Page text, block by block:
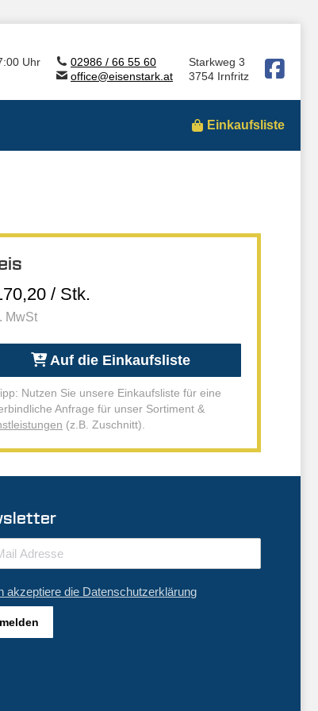
Uhr
02986 / 66 55 60
office@eisenstark.at
Starkweg 3
3754 Irnfritz
Einkaufsliste
/ Stk.
MwSt
Auf die Einkaufsliste
Nutzen Sie unsere Einkaufsliste für eine
Anfrage für unser Sortiment &
(z.B. Zuschnitt).
akzeptiere die Datenschutzerklärung